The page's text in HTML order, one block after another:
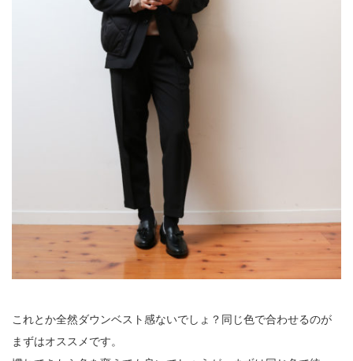
これとか全然ダウンベスト感ないでしょ？同じ色で合わせるのが
まずはオススメです。